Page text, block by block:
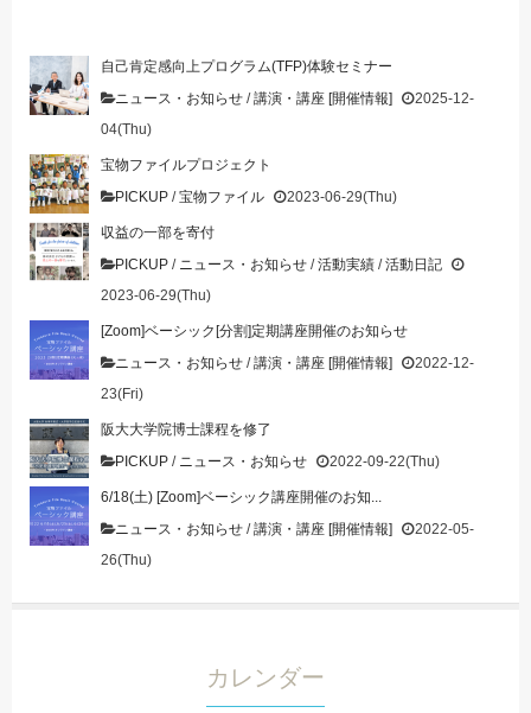
自己肯定感向上プログラム(TFP)体験セミナー
ニュース・お知らせ /講演・講座 [開催情報]
2025-12-
04(Thu)
宝物ファイルプロジェクト
PICKUP /宝物ファイル 2023-06-29(Thu)
収益の一部を寄付
PICKUP / ニュース・お知らせ /活動実績 /活動日記
2023-06-29(Thu)
[Zoom]ベーシック[分割]定期講座開催のお知らせ
ニュース・お知らせ /講演・講座 [開催情報]
2022-12-
23(Fri)
阪大大学院博士課程を修了
PICKUP / ニュース・お知らせ 2022-09-22(Thu)
6/18(土) [Zoom]ベーシック講座開催のお知...
ニュース・お知らせ /講演・講座 [開催情報]
2022-05-
26(Thu)
カレンダー